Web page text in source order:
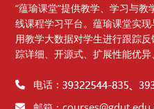
“蕴瑜课堂”提供教学、学习与
线课程学习平台。蕴瑜课堂实
用教学大数据对学生进行跟踪
踪详细、开源式、扩展性能优异
电话：